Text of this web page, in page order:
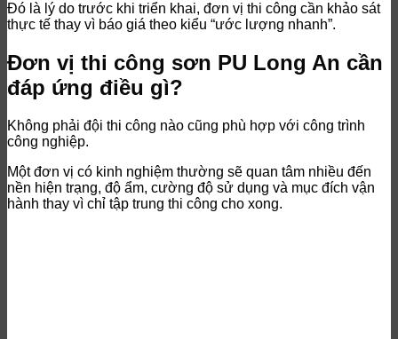
Đó là lý do trước khi triển khai, đơn vị thi công cần khảo sát
thực tế thay vì báo giá theo kiểu “ước lượng nhanh”.
Đơn vị thi công sơn PU Long An cần
đáp ứng điều gì?
Không phải đội thi công nào cũng phù hợp với công trình
công nghiệp.
Một đơn vị có kinh nghiệm thường sẽ quan tâm nhiều đến
nền hiện trạng, độ ẩm, cường độ sử dụng và mục đích vận
hành thay vì chỉ tập trung thi công cho xong.